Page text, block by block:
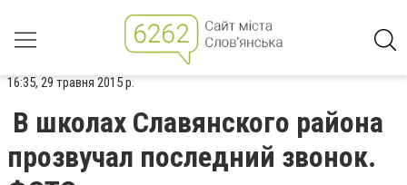
16:35, 29 травня 2015 р.
В школах Славянского района
прозвучал последний звонок.